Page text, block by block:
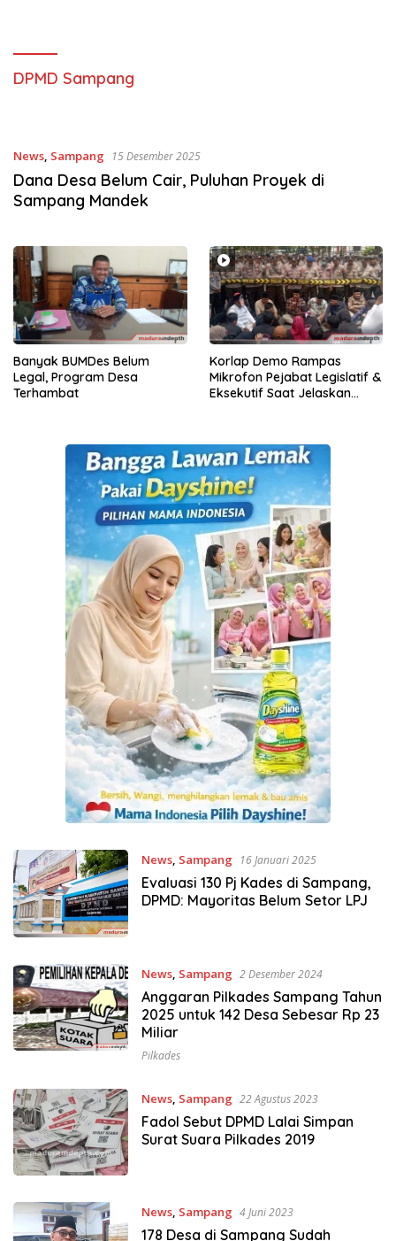
DPMD Sampang
News, Sampang 15 Desember 2025
Dana Desa Belum Cair, Puluhan Proyek di
Sampang Mandek
Banyak BUMDes Belum
Legal, Program Desa
Terhambat
Korlap Demo Rampas
Mikrofon Pejabat Legislatif &
Eksekutif Saat Jelaskan
News, Sampang 16 Januari 2025
Evaluasi 130 Pj Kades di Sampang,
DPMD: Mayoritas Belum Setor LPJ
News, Sampang 2 Desember 2024
Anggaran Pilkades Sampang Tahun
2025 untuk 142 Desa Sebesar Rp 23
Miliar
Pilkades
News, Sampang 22 Agustus 2023
Fadol Sebut DPMD Lalai Simpan
Surat Suara Pilkades 2019
News, Sampang 4 Juni 2023
178 Desa di Sampang Sudah